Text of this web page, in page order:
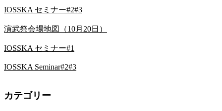
IOSSKA セミナー#2#3
演武祭会場地図（10月20日）
IOSSKA セミナー#1
IOSSKA Seminar#2#3
カテゴリー